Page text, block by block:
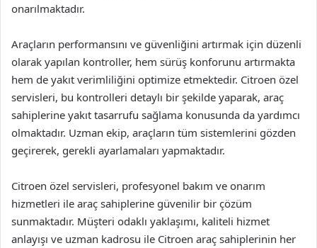
onarılmaktadır.
Araçların performansını ve güvenliğini artırmak için düzenli
olarak yapılan kontroller, hem sürüş konforunu artırmakta
hem de yakıt verimliliğini optimize etmektedir. Citroen özel
servisleri, bu kontrolleri detaylı bir şekilde yaparak, araç
sahiplerine yakıt tasarrufu sağlama konusunda da yardımcı
olmaktadır. Uzman ekip, araçların tüm sistemlerini gözden
geçirerek, gerekli ayarlamaları yapmaktadır.
Citroen özel servisleri, profesyonel bakım ve onarım
hizmetleri ile araç sahiplerine güvenilir bir çözüm
sunmaktadır. Müşteri odaklı yaklaşımı, kaliteli hizmet
anlayışı ve uzman kadrosu ile Citroen araç sahiplerinin her